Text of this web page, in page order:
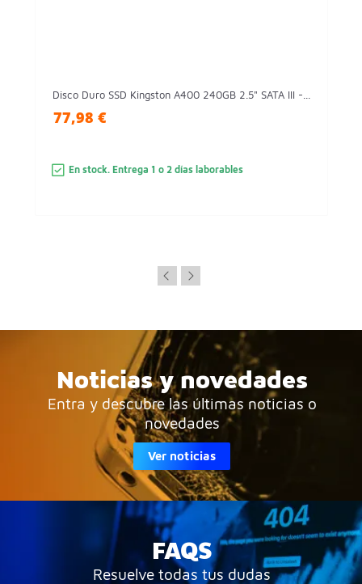
Disco Duro SSD Kingston A400 240GB 2.5" SATA III -...
77,98 €
En stock. Entrega 1 o 2 días laborables
Noticias y novedades
Entra y descubre las últimas noticias o
novedades
Ver noticias
FAQS
Resuelve todas tus dudas